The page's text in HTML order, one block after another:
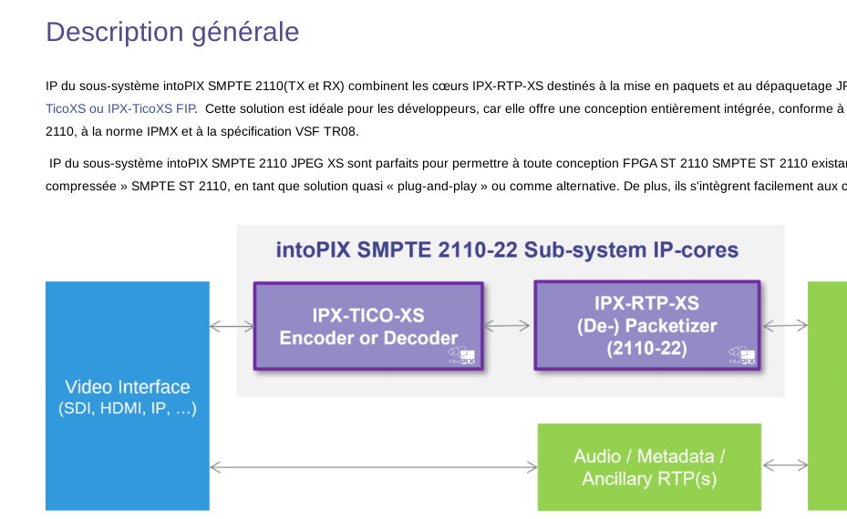
Description générale
IP du sous-système intoPIX SMPTE 2110(TX et RX) combinent les cœurs IPX-RTP-XS destinés à la mise en paquets et au dépaquetage
TicoXS ou IPX-TicoXS FIP. Cette solution est idéale pour les développeurs, car elle offre une conception entièrement intégrée, conforme
2110, à la norme IPMX et à la spécification VSF TR08.
IP du sous-système intoPIX SMPTE 2110 JPEG XS sont parfaits pour permettre à toute conception FPGA ST 2110 SMPTE ST 2110
compressée » SMPTE ST 2110, en tant que solution quasi « plug-and-play » ou comme alternative. De plus, ils s'intègrent facilement